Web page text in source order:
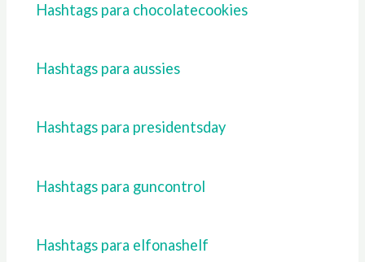
Hashtags para chocolatecookies
Hashtags para aussies
Hashtags para presidentsday
Hashtags para guncontrol
Hashtags para elfonashelf